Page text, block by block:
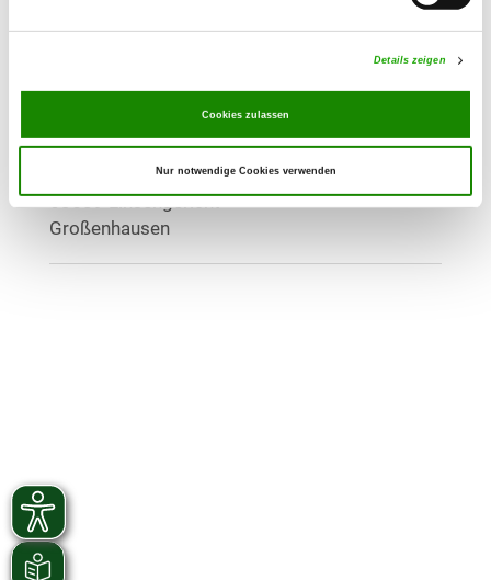
Details zeigen
Cookies zulassen
Nur notwendige Cookies verwenden
OG - Sarrod
Details
OG - Großenhausen e.V.
Im Vorderdorf 22
63589 Linsengericht-
Großenhausen